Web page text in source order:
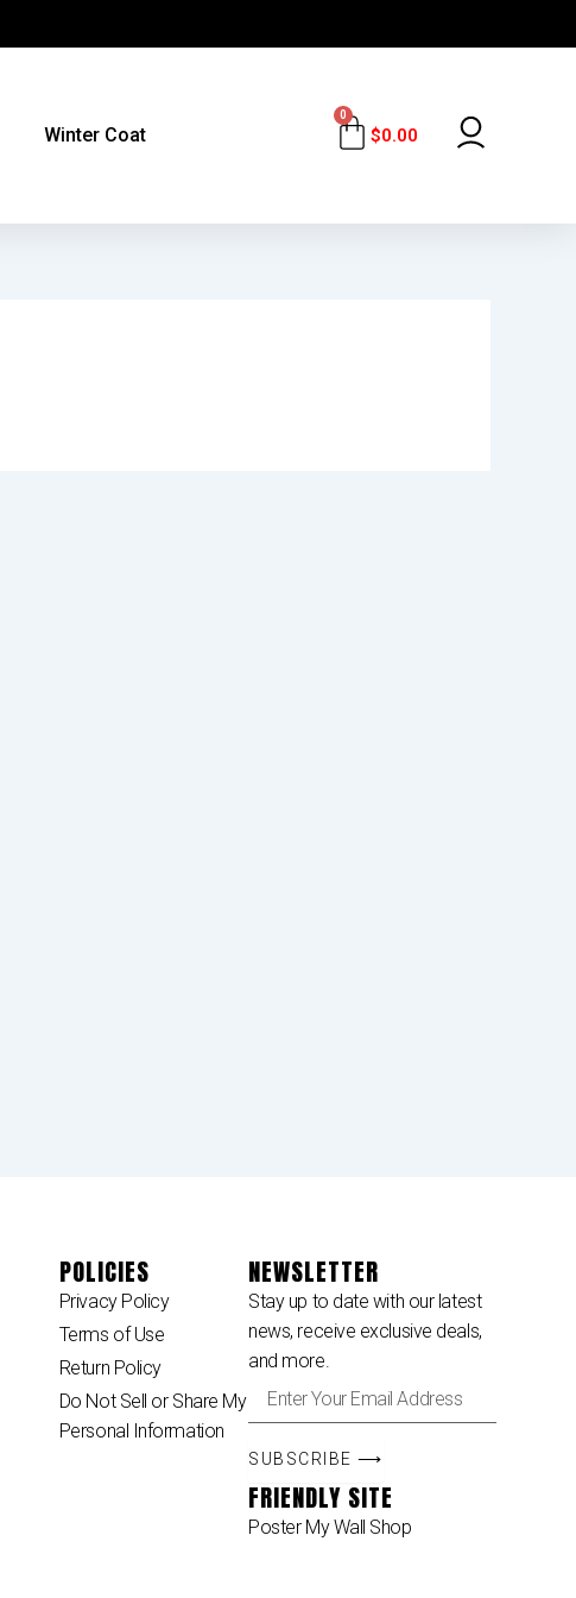
Winter Coat $0.00
0 Cart
POLICIES
Privacy Policy
Terms of Use
Return Policy
Do Not Sell or Share My
Personal Information
NEWSLETTER
Stay up to date with our latest
news, receive exclusive deals,
and more.
Your
Address
SUBSCRIBE ⟶
FRIENDLY SITE
Poster My Wall Shop